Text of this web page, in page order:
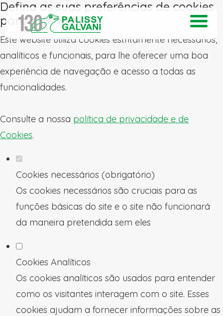
Defina as suas preferências de cookies
para este website.
Este website utiliza cookies estritamente necessários,
analíticos e funcionais, para lhe oferecer uma boa
experiência de navegação e acesso a todas as
funcionalidades.
Consulte a nossa política de privacidade e de
Cookies.
Cookies necessários (obrigatório)
Os cookies necessários são cruciais para as
funções básicas do site e o site não funcionará
da maneira pretendida sem eles
Cookies Analíticos
Os cookies analíticos são usados para entender
como os visitantes interagem com o site. Esses
cookies ajudam a fornecer informações sobre as